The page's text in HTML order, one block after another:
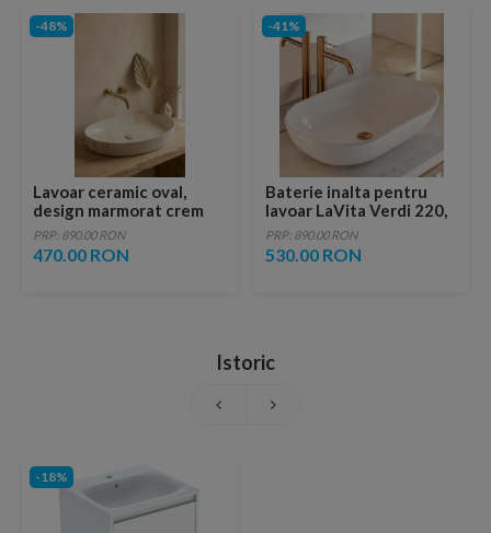
-48%
Lavoar ceramic oval,
design marmorat crem
lucios cu vene aurii,
ventil inclus
PRP: 890.00 RON
470.00 RON
-41%
Baterie inalta pentru
lavoar LaVita Verdi 220,
fara ventil, brushed
copper
PRP: 890.00 RON
530.00 RON
Istoric
-18%